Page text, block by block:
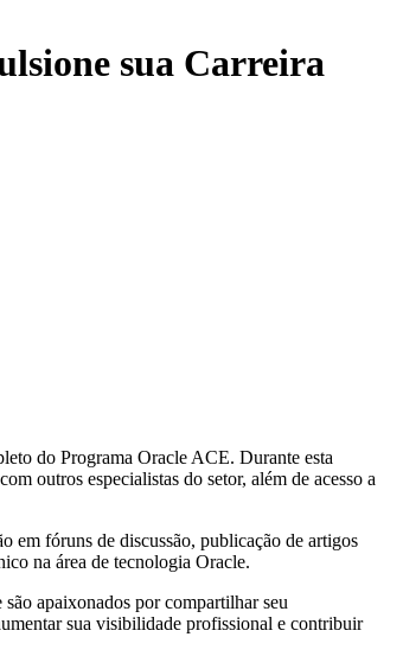
sua Carreira
do Programa Oracle ACE. Durante esta
outros especialistas do setor, além de acesso a
em fóruns de discussão, publicação de artigos
na área de tecnologia Oracle.
apaixonados por compartilhar seu
sua visibilidade profissional e contribuir